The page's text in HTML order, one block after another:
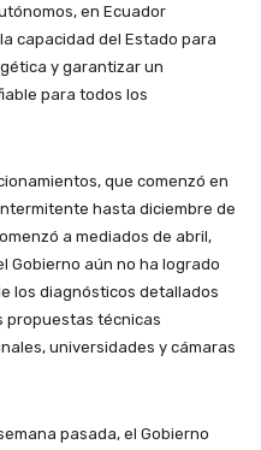
en Ecuador
capacidad del Estado para
y garantizar un
para todos los
que comenzó en
hasta diciembre de
a mediados de abril,
Gobierno aún no ha logrado
los diagnósticos detallados
propuestas técnicas
universidades y cámaras
pasada, el Gobierno